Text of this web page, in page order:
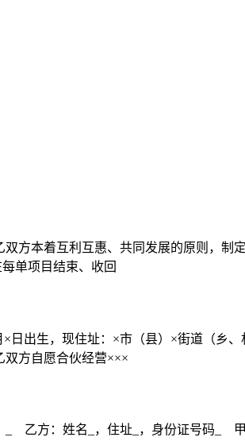
着互利互惠、共同发展的原则，制
单项目结束、收回
日出生，现住址：×市（县）×街道（
方自愿合伙经营×××
乙方：姓名_，住址_，身份证号码_